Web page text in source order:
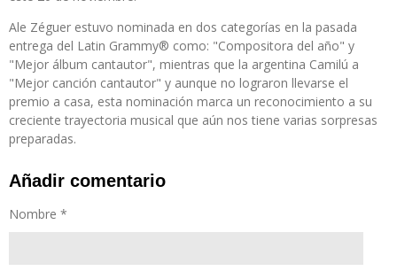
Ale Zéguer estuvo nominada en dos categorías en la pasada
entrega del Latin Grammy® como: "Compositora del año" y
"Mejor álbum cantautor", mientras que la argentina Camilú a
"Mejor canción cantautor" y aunque no lograron llevarse el
premio a casa, esta nominación marca un reconocimiento a su
creciente trayectoria musical que aún nos tiene varias sorpresas
preparadas.
Añadir comentario
Nombre *